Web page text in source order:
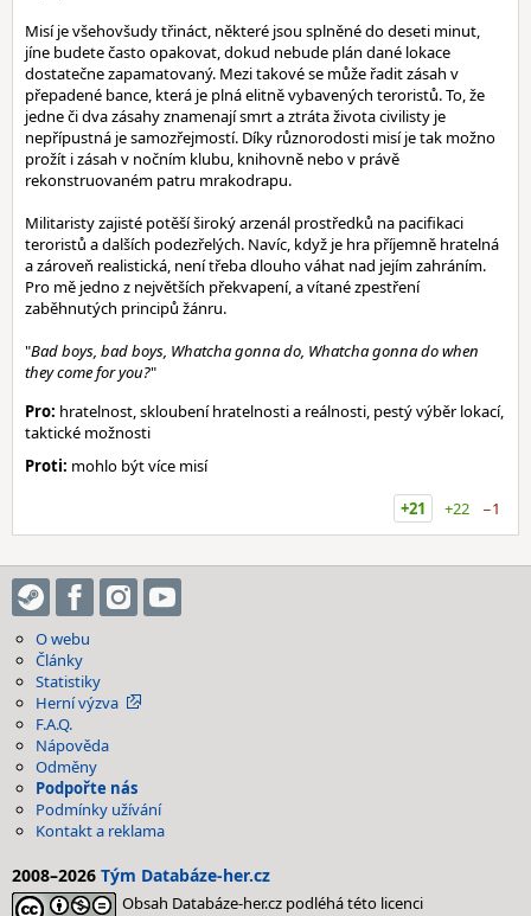
Misí je všehovšudy třináct, některé jsou splněné do deseti minut,
jíne budete často opakovat, dokud nebude plán dané lokace
dostatečne zapamatovaný. Mezi takové se může řadit zásah v
přepadené bance, která je plná elitně vybavených teroristů. To, že
jedne či dva zásahy znamenají smrt a ztráta života civilisty je
nepřípustná je samozřejmostí. Díky různorodosti misí je tak možno
prožít i zásah v nočním klubu, knihovně nebo v právě
rekonstruovaném patru mrakodrapu.
Militaristy zajisté potěší široký arzenál prostředků na pacifikaci
teroristů a dalších podezřelých. Navíc, když je hra příjemně hratelná
a zároveň realistická, není třeba dlouho váhat nad jejím zahráním.
Pro mě jedno z největších překvapení, a vítané zpestření
zaběhnutých principů žánru.
"Bad boys, bad boys, Whatcha gonna do, Whatcha gonna do when
they come for you?"
Pro: hratelnost, skloubení hratelnosti a reálnosti, pestý výběr lokací,
taktické možnosti
Proti: mohlo být více misí
+21
+22 −1
O webu
Články
Statistiky
Herní výzva
F.A.Q.
Nápověda
Odměny
Podpořte nás
Podmínky užívání
Kontakt a reklama
2008–2026 Tým Databáze-her.cz
Obsah Databáze-her.cz podléhá této licenci